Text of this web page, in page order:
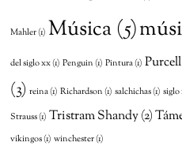
Mahler(1) Música (5)
del siglo xx(1) Penguin (1) Pintura(1) Purcell
(3) reina(1) Richardson (1) salchichas(1)
Strauss(1) Tristram Shandy(2)
vikingos(1) winchester(1)